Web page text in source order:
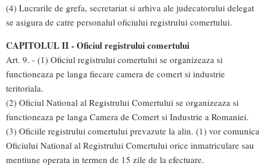
(4) Lucrarile de grefa, secretariat si arhiva ale judecatorului delegat
se asigura de catre personalul oficiului registrului comertului.
CAPITOLUL II - Oficiul registrului comertului
Art. 9. - (1) Oficiul registrului comertului se organizeaza si
functioneaza pe langa fiecare camera de comert si industrie
teritoriala.
(2) Oficiul National al Registrului Comertului se organizeaza si
functioneaza pe langa Camera de Comert si Industrie a Romaniei.
(3) Oficiile registrului comertului prevazute la alin. (1) vor comunica
Oficiului National al Registrului Comertului orice inmatriculare sau
mentiune operata in termen de 15 zile de la efectuare.